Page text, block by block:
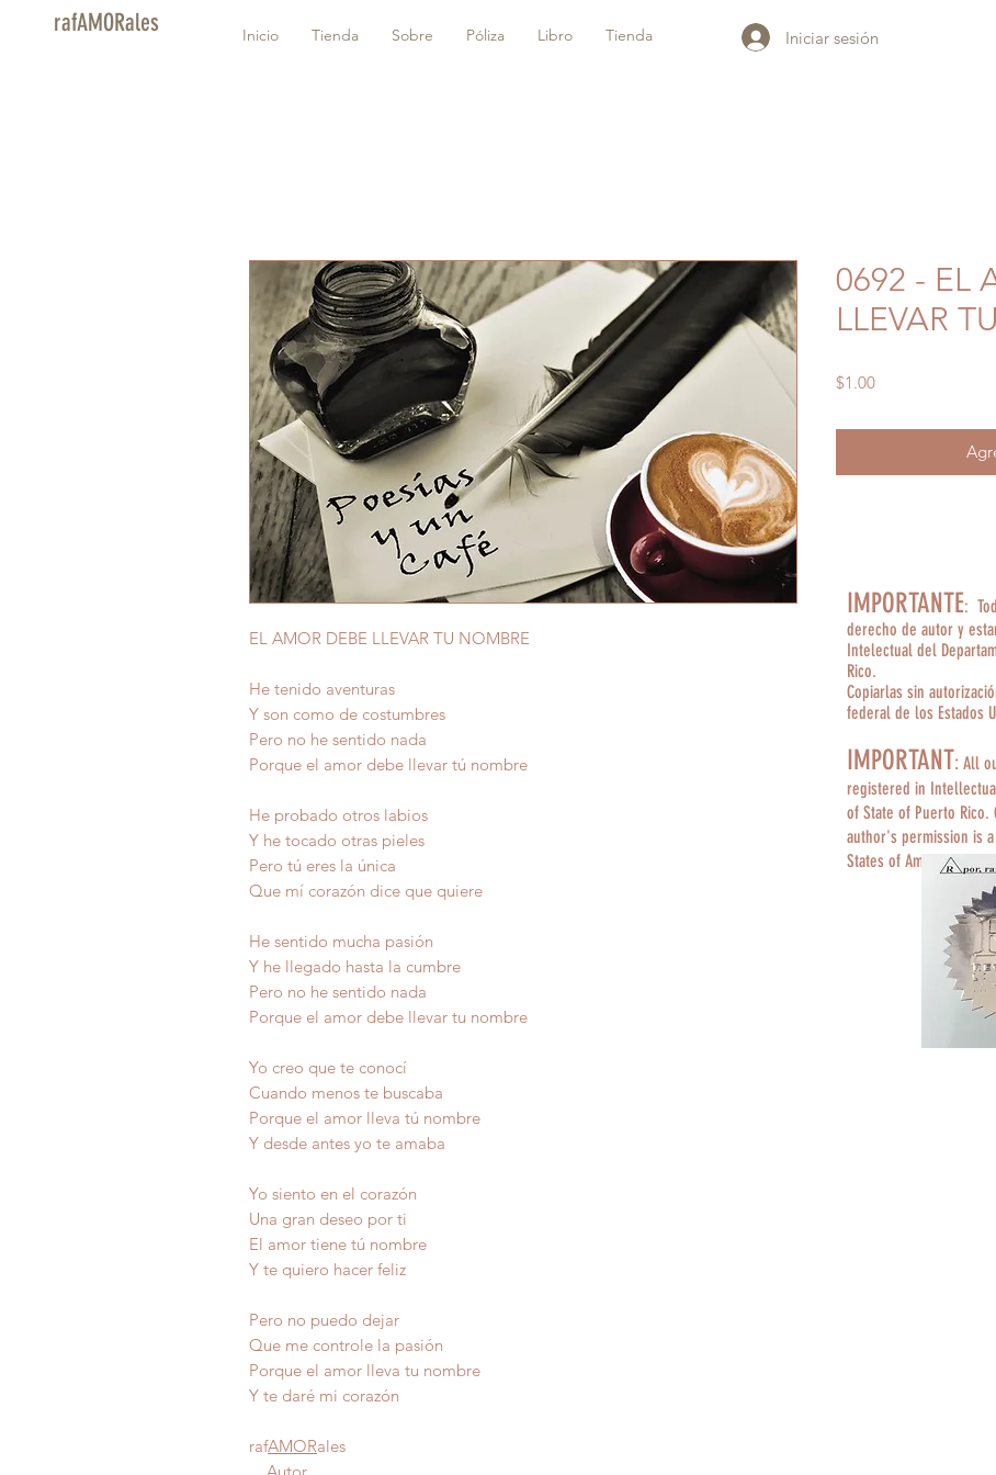
rafAMORales Inicio Tienda Sobre Póliza Libro Tienda Iniciar sesión
EL AMOR DEBE LLEVAR TU NOMBRE
He tenido aventuras
Y son como de costumbres
Pero no he sentido nada
Porque el amor debe llevar tú nombre
He probado otros labios
Y he tocado otras pieles
Pero tú eres la única
Que mí corazón dice que quiere
He sentido mucha pasión
Y he llegado hasta la cumbre
Pero no he sentido nada
Porque el amor debe llevar tu nombre
Yo creo que te conocí
Cuando menos te buscaba
Porque el amor lleva tú nombre
Y desde antes yo te amaba
Yo siento en el corazón
Una gran deseo por ti
El amor tiene tú nombre
Y te quiero hacer feliz
Pero no puedo dejar
Que me controle la pasión
Porque el amor lleva tu nombre
Y te daré mi corazón
rafAMORales
0692 - EL
LLEVAR
$1.00Precio
IMPORTANTE:
derecho de autor y
Intelectual del
Rico.
Copiarlas sin
federal de los Estados
IMPORTANT: All
registered in
of State of Puerto Rico.
author's permission is
States of America.